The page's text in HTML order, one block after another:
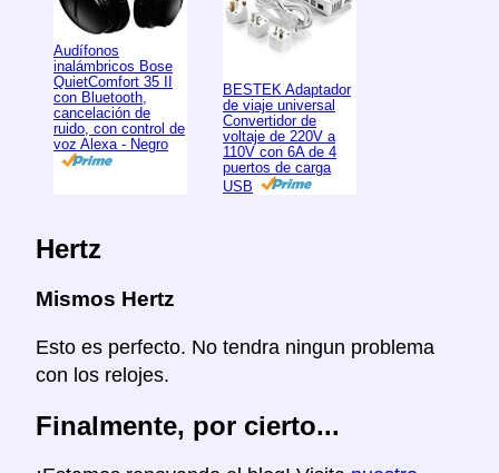
Audífonos
inalámbricos Bose
QuietComfort 35 II
con Bluetooth,
cancelación de
ruido, con control de
voz Alexa - Negro
BESTEK Adaptador
de viaje universal
Convertidor de
voltaje de 220V a
110V con 6A de 4
puertos de carga
USB
Hertz
Mismos Hertz
Esto es perfecto. No tendra ningun problema
con los relojes.
Finalmente, por cierto...